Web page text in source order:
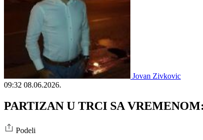
Jovan Zivkovic
09:32 08.06.2026.
PARTIZAN U TRCI SA
Podeli